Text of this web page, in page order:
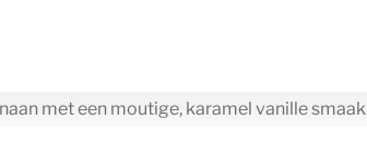
met een moutige, karamel vanille